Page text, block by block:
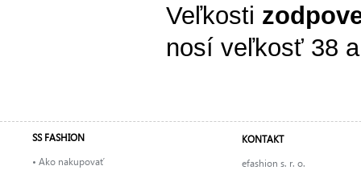
Veľkosti
nosí veľkosť 38
SS FASHION
• Ako nakupovať
KONTAKT
efashion s. r. o.